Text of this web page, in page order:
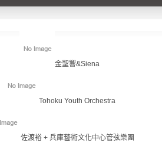
金聖響&Siena
Tohoku Youth Orchestra
佐渡裕 + 兵庫藝術文化中心管弦樂團